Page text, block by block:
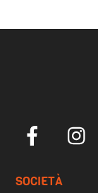
Facebook
SOCIETÀ